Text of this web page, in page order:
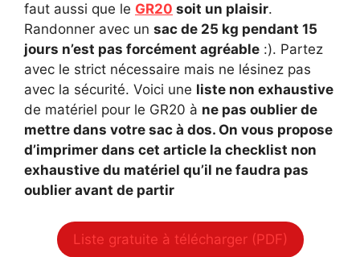
faut aussi que le GR20 soit un plaisir.
Randonner avec un sac de 25 kg pendant 15
jours n’est pas forcément agréable :). Partez
avec le strict nécessaire mais ne lésinez pas
avec la sécurité. Voici une liste non exhaustive
de matériel pour le GR20 à ne pas oublier de
mettre dans votre sac à dos. On vous propose
d’imprimer dans cet article la checklist non
exhaustive du matériel qu’il ne faudra pas
oublier avant de partir
Liste gratuite à télécharger (PDF)